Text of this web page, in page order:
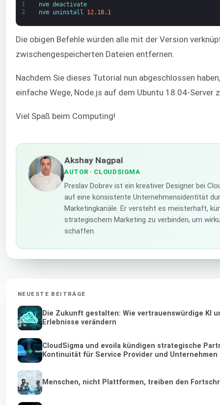
1
2
nvm deactivate
nvm uninstall 12.18.1
Die obigen Befehle würden alle mit der Version
zwischengespeicherten Dateien entfernen.
Nachdem Sie dieses Tutorial nun abgeschlossen
einfache Wege, Node.js auf dem Ubuntu 18.04-Server
Viel Spaß beim Computing!
Akshay Nagpal
AUTOR · CLOUDSIGMA
Preslav Dobrev ist ein kreativer Designer bei
auf eine konsistente Unternehmensidentität
Marketingkanäle. Er versteht es meisterhaft,
strategischem Marketing zu verbinden, um
schaffen.
NEUESTE BEITRÄGE
Die Zukunft gestalten: Wie vertrauenswürdige KI
Erlebnisse verändern
CloudSigma und evoila kündigen strategische
Kontinuität für Service Provider und
Menschen, nicht Plattformen, treiben den